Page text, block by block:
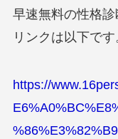
早速無料の性格診
リンクは以下です
https://